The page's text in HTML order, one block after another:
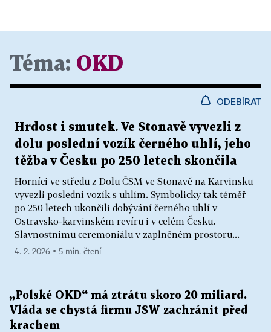
Téma: OKD
ODEBÍRAT
Hrdost i smutek. Ve Stonavě vyvezli z
dolu poslední vozík černého uhlí, jeho
těžba v Česku po 250 letech skončila
Horníci ve středu z Dolu ČSM ve Stonavě na Karvinsku
vyvezli poslední vozík s uhlím. Symbolicky tak téměř
po 250 letech ukončili dobývání černého uhlí v
Ostravsko-karvinském revíru i v celém Česku.
Slavnostnímu ceremoniálu v zaplněném prostoru...
4. 2. 2026 ▪ 5 min. čtení
„Polské OKD“ má ztrátu skoro 20 miliard.
Vláda se chystá firmu JSW zachránit před
krachem